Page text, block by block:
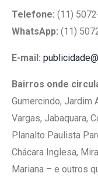
Telefone: (11)
WhatsApp: (11)
E-mail:
Bairros onde
Gumercindo, Jardim
Vargas, Jabaquara,
Planalto Paulista
Chácara Inglesa,
Mariana – e outros